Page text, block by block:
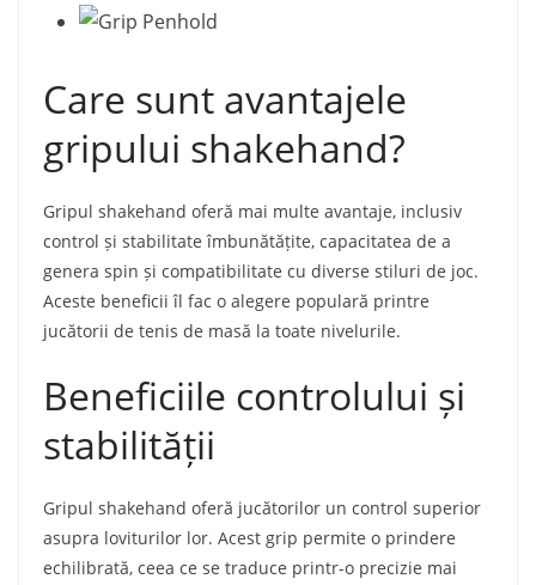
Care sunt avantajele
gripului shakehand?
Gripul shakehand oferă mai multe avantaje, inclusiv
control și stabilitate îmbunătățite, capacitatea de a
genera spin și compatibilitate cu diverse stiluri de joc.
Aceste beneficii îl fac o alegere populară printre
jucătorii de tenis de masă la toate nivelurile.
Beneficiile controlului și
stabilității
Gripul shakehand oferă jucătorilor un control superior
asupra loviturilor lor. Acest grip permite o prindere
echilibrată, ceea ce se traduce printr-o precizie mai